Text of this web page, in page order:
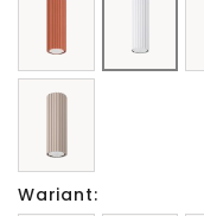
Wariant: